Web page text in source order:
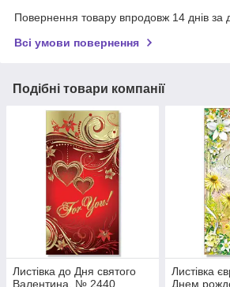
Повернення товару впродовж 14 днів за
Всі умови повернення
Подібні товари компанії
Листівка до Дня святого
Валентина, № 2440
Листівка
Днем